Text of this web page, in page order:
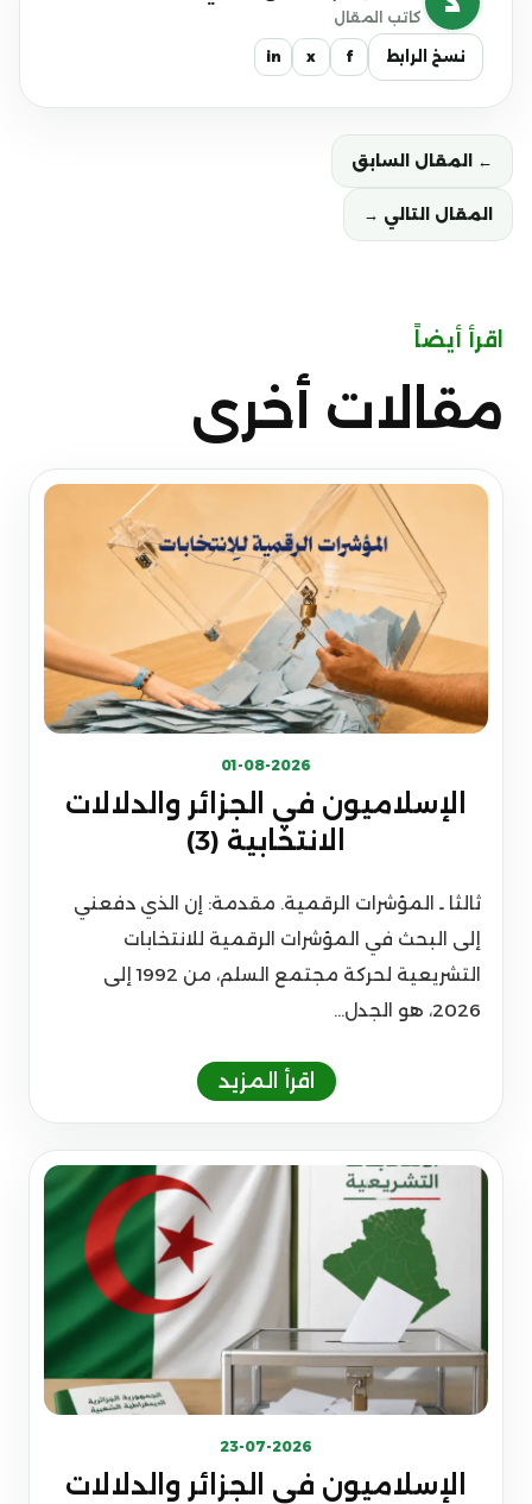
كاتب المقال
نسخ الرابط f
x
in
← المقال السابق
المقال التالي →
اقرأ أيضاً
مقالات أخرى
01-08-2026
الإسلاميون في الجزائر والدلالات
الانتخابية (3)
ثالثا ـ المؤشرات الرقمية. مقدمة: إن الذي دفعني
إلى البحث في المؤشرات الرقمية للانتخابات
التشريعية لحركة مجتمع السلم، من 1992 إلى
2026، هو الجدل...
23-07-2026
الإسلاميون في الجزائر والدلالات